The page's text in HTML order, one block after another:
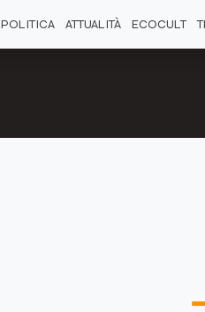
POLITICA ATTUALITÀ ECOCULT